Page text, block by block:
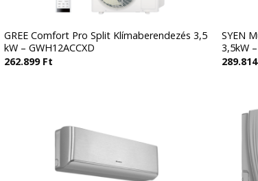
GREE Comfort Pro Split Klímaberendezés 3,5
kW – GWH12ACCXD
262.899 Ft
SYEN
3,5kW
289.814